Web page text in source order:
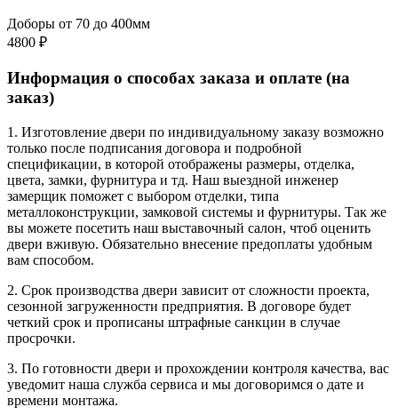
Доборы от 70 до 400мм
4800 ₽
Информация о способах заказа и оплате (на
заказ)
1. Изготовление двери по индивидуальному заказу возможно
только после подписания договора и подробной
спецификации, в которой отображены размеры, отделка,
цвета, замки, фурнитура и тд. Наш выездной инженер
замерщик поможет с выбором отделки, типа
металлоконструкции, замковой системы и фурнитуры. Так же
вы можете посетить наш выставочный салон, чтоб оценить
двери вживую. Обязательно внесение предоплаты удобным
вам способом.
2. Срок производства двери зависит от сложности проекта,
сезонной загруженности предприятия. В договоре будет
четкий срок и прописаны штрафные санкции в случае
просрочки.
3. По готовности двери и прохождении контроля качества, вас
уведомит наша служба сервиса и мы договоримся о дате и
времени монтажа.